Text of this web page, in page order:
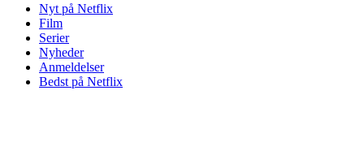
Nyt på Netflix
Film
Serier
Nyheder
Anmeldelser
Bedst på Netflix